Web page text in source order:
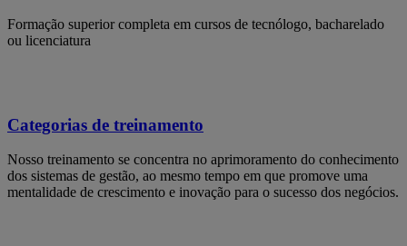
Formação superior completa em cursos de tecnólogo, bacharelado
ou licenciatura
Categorias de treinamento
Nosso treinamento se concentra no aprimoramento do conhecimento
dos sistemas de gestão, ao mesmo tempo em que promove uma
mentalidade de crescimento e inovação para o sucesso dos negócios.